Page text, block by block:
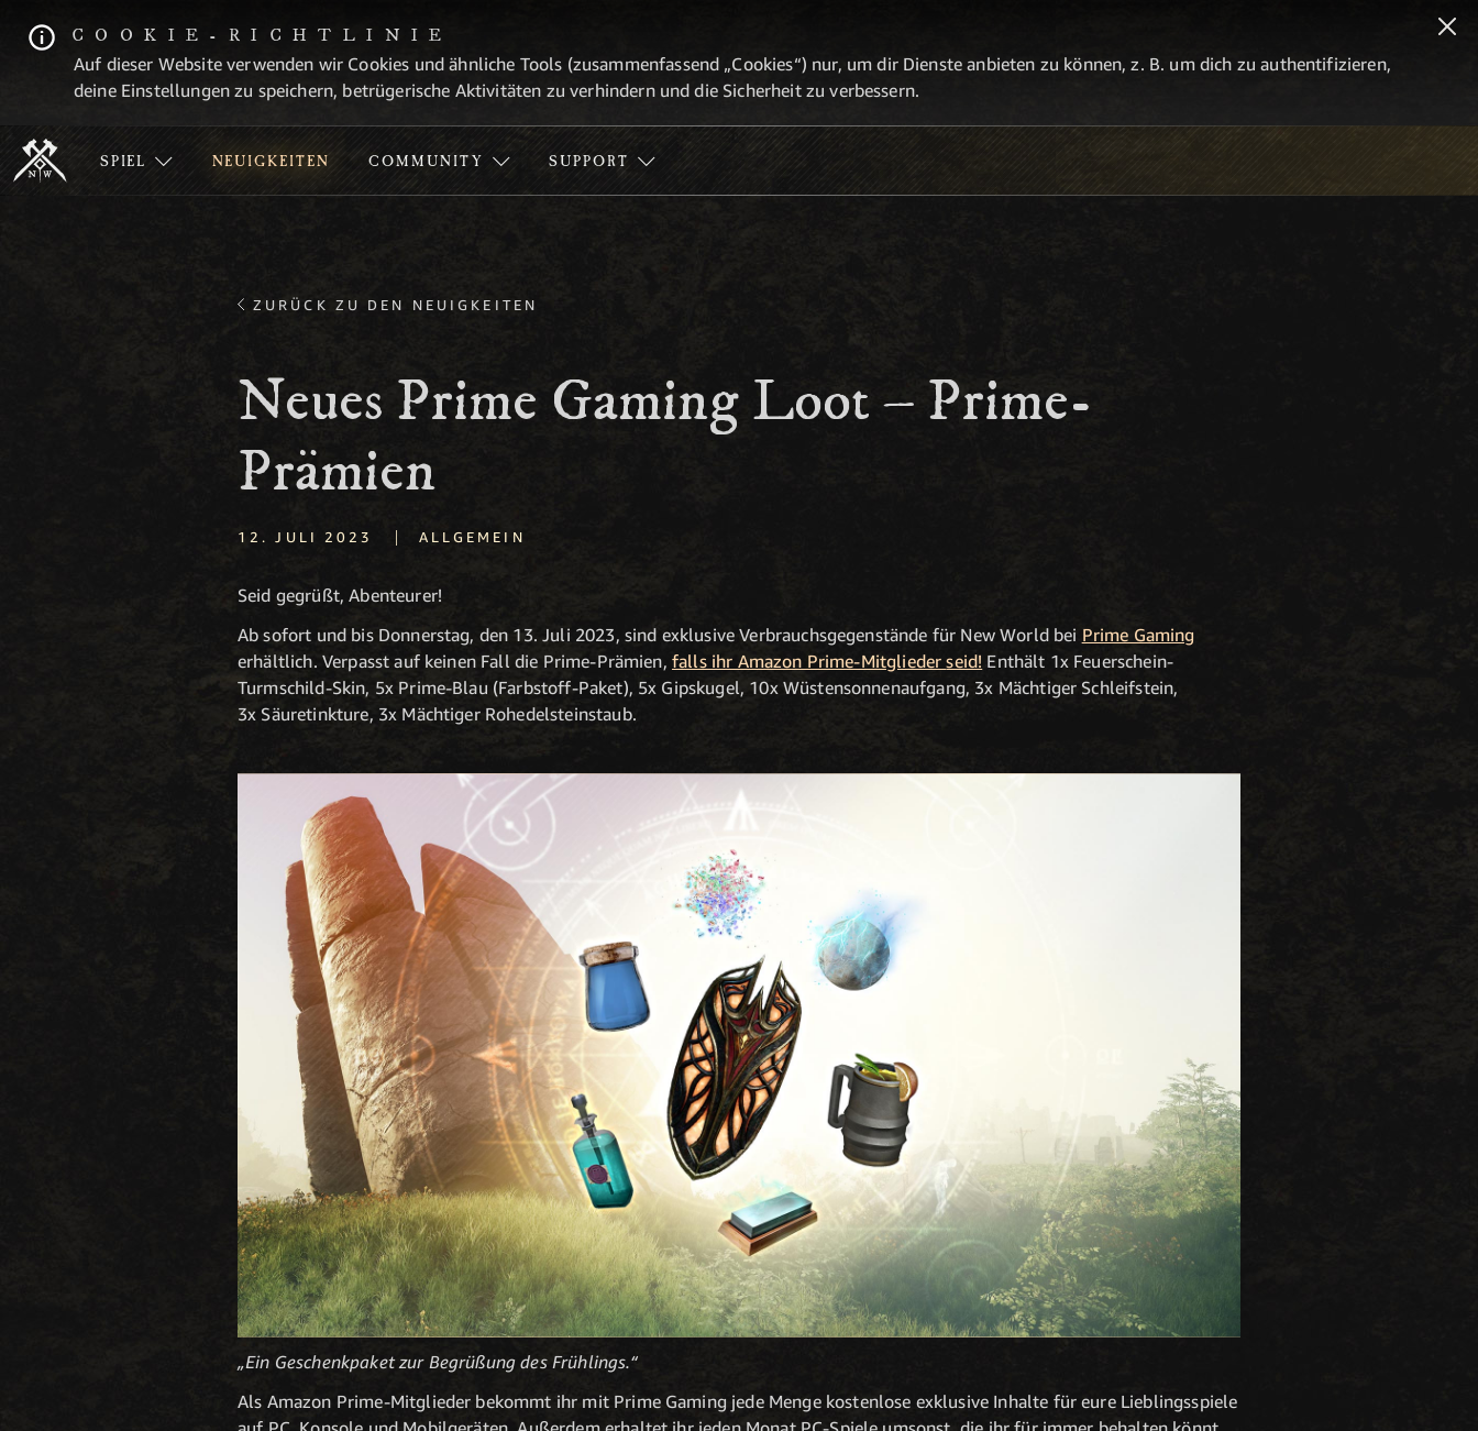
COOKIE-RICHTLINIE
Auf dieser Website verwenden wir Cookies und ähnliche Tools (zusammenfassend „Cookies“) nur, um dir Dienste anbieten zu können, z. B. um dich zu authentifizieren,
deine Einstellungen zu speichern, betrügerische Aktivitäten zu verhindern und die Sicherheit zu verbessern.
SPIEL NEUIGKEITEN COMMUNITY SUPPORT
ZURÜCK ZU DEN NEUIGKEITEN
Neues Prime Gaming Loot – Prime-
Prämien
12. JULI 2023 | ALLGEMEIN
Seid gegrüßt, Abenteurer!
Ab sofort und bis Donnerstag, den 13. Juli 2023, sind exklusive Verbrauchsgegenstände für New World bei Prime Gaming
erhältlich. Verpasst auf keinen Fall die Prime-Prämien, falls ihr Amazon Prime-Mitgliederseid! Enthält 1x Feuerschein-
Turmschild-Skin, 5x Prime-Blau (Farbstoff-Paket), 5x Gipskugel, 10x Wüstensonnenaufgang, 3x Mächtiger Schleifstein,
3x Säuretinkture, 3x Mächtiger Rohedelsteinstaub.
„Ein Geschenkpaket zur Begrüßung des Frühlings.“
Als Amazon Prime-Mitglieder bekommt ihr mit Prime Gaming jede Menge kostenlose exklusive Inhalte für eure Lieblingsspiele